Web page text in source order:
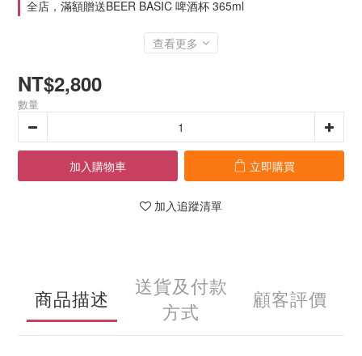
全店，滿額贈送BEER BASIC 啤酒杯 365ml
查看更多
NT$2,800
數量
加入購物車 立即購買
加入追蹤清單
商品描述
送貨及付款
方式
顧客評價